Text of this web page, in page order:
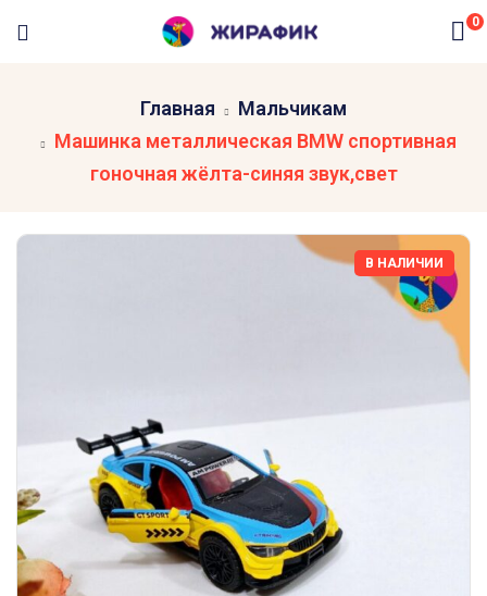
0
Главная
Мальчикам
Машинка металлическая BMW спортивная
гоночная жёлта-синяя звук,свет
В НАЛИЧИИ